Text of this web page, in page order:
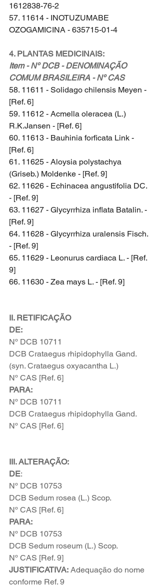
1612838-76-2
57. 11614 - INOTUZUMABE
OZOGAMICINA - 635715-01-4
4. PLANTAS MEDICINAIS:
Item - Nº DCB - DENOMINAÇÃO
COMUM BRASILEIRA - Nº CAS
58. 11611 - Solidago chilensis Meyen -
[Ref. 6]
59. 11612 - Acmella oleracea (L.)
R.K.Jansen - [Ref. 6]
60. 11613 - Bauhinia forficata Link -
[Ref. 6]
61. 11625 - Aloysia polystachya
(Griseb.) Moldenke - [Ref. 9]
62. 11626 - Echinacea angustifolia DC.
- [Ref. 9]
63. 11627 - Glycyrrhiza inflata Batalin. -
[Ref. 9]
64. 11628 - Glycyrrhiza uralensis Fisch.
- [Ref. 9]
65. 11629 - Leonurus cardiaca L. - [Ref.
9]
66. 11630 - Zea mays L. - [Ref. 9]
II. RETIFICAÇÃO
DE:
Nº DCB 10711
DCB Crataegus rhipidophylla Gand.
(syn. Crataegus oxyacantha L.)
Nº CAS [Ref. 6]
PARA:
Nº DCB 10711
DCB Crataegus rhipidophylla Gand.
Nº CAS [Ref. 6]
III. ALTERAÇÃO:
DE:
Nº DCB 10753
DCB Sedum rosea (L.) Scop.
Nº CAS [Ref. 6]
PARA:
Nº DCB 10753
DCB Sedum roseum (L.) Scop.
Nº CAS [Ref. 9]
JUSTIFICATIVA: Adequação do nome
conforme Ref. 9